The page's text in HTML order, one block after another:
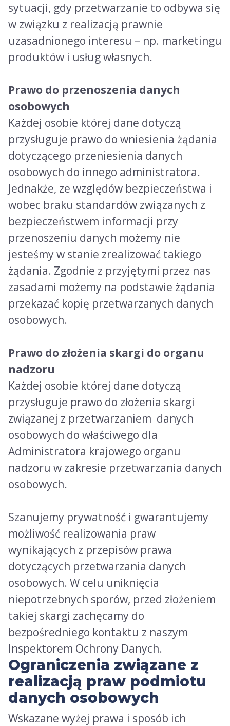
sytuacji, gdy przetwarzanie to odbywa się
w związku z realizacją prawnie
uzasadnionego interesu – np. marketingu
produktów i usług własnych.
Prawo do przenoszenia danych
osobowych
Każdej osobie której dane dotyczą
przysługuje prawo do wniesienia żądania
dotyczącego przeniesienia danych
osobowych do innego administratora.
Jednakże, ze względów bezpieczeństwa i
wobec braku standardów związanych z
bezpieczeństwem informacji przy
przenoszeniu danych możemy nie
jesteśmy w stanie zrealizować takiego
żądania. Zgodnie z przyjętymi przez nas
zasadami możemy na podstawie żądania
przekazać kopię przetwarzanych danych
osobowych.
Prawo do złożenia skargi do organu
nadzoru
Każdej osobie której dane dotyczą
przysługuje prawo do złożenia skargi
związanej z przetwarzaniem danych
osobowych do właściwego dla
Administratora krajowego organu
nadzoru w zakresie przetwarzania danych
osobowych.
Szanujemy prywatność i gwarantujemy
możliwość realizowania praw
wynikających z przepisów prawa
dotyczących przetwarzania danych
osobowych. W celu uniknięcia
niepotrzebnych sporów, przed złożeniem
takiej skargi zachęcamy do
bezpośredniego kontaktu z naszym
Inspektorem Ochrony Danych.
Ograniczenia związane z
realizacją praw podmiotu
danych osobowych
Wskazane wyżej prawa i sposób ich